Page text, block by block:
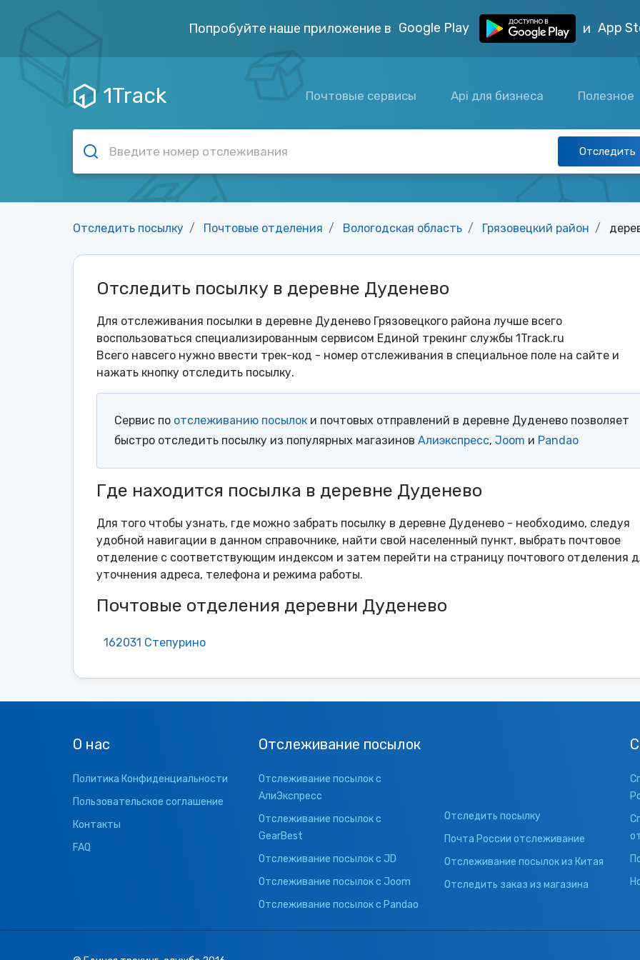
Попробуйте наше приложение в Google Play и App
1Track Почтовые сервисы Api для бизнеса Полезное
Отследить
Отследить посылку Почтовые отделения Вологодская область Грязовецкий район
Отследить посылку в деревне Дуденево
Для отслеживания посылки в деревне Дуденево Грязовецкого района лучше всего
воспользоваться специализированным сервисом Единой трекинг службы 1Track.ru
Всего навсего нужно ввести трек-код - номер отслеживания в специальное поле на сайте и
нажать кнопку отследить посылку.
Сервис по отслеживанию посылок и почтовых отправлений в деревне Дуденево позволяет
быстро отследить посылку из популярных магазинов Алиэкспресс, Joom и Pandao
Где находится посылка в деревне Дуденево
Для того чтобы узнать, где можно забрать посылку в деревне Дуденево - необходимо, следуя
удобной навигации в данном справочнике, найти свой населенный пункт, выбрать почтовое
отделение с соответствующим индексом и затем перейти на страницу почтового отделения
уточнения адреса, телефона и режима работы.
Почтовые отделения деревни Дуденево
162031 Степурино
О нас
Политика Конфиденциальности
Пользовательское соглашение
Контакты
FAQ
Отслеживание посылок
Отслеживание посылок с
АлиЭкспресс
Отслеживание посылок с
GearBest
Отслеживание посылок с JD
Отслеживание посылок с Joom
Отслеживание посылок с Pandao
Отследить посылку
Почта России отслеживание
Отслеживание посылок из Китая
Отследить заказ из магазина